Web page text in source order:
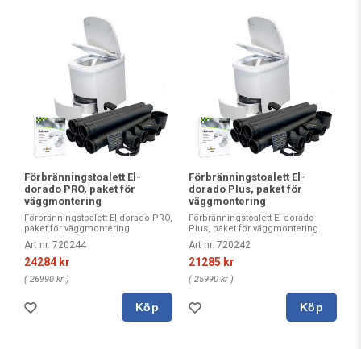
Förbränningstoalett El-
dorado PRO, paket för
väggmontering
Förbränningstoalett El-dorado PRO,
paket för väggmontering
Art nr. 720244
24284 kr
( 26990 kr)
Köp
Förbränningstoalett El-
dorado Plus, paket för
väggmontering
Förbränningstoalett El-dorado
Plus, paket för väggmontering
Art nr. 720242
21285 kr
( 25990 kr)
Köp